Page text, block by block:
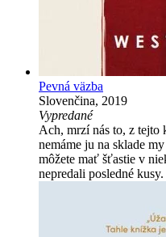
Pevná väzba
Slovenčina, 2019
Vypredané
Ach, mrzí nás to, z tejto
nemáme ju na sklade
môžete mať šťastie v
nepredali posledné kusy.